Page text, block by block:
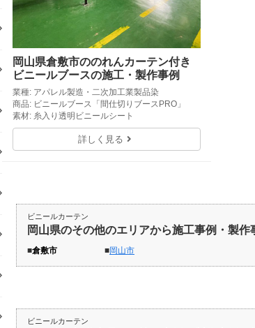
岡山県倉敷市ののれんカーテン付き
ビニールブースの施工・製作事例
業種: アパレル製造・二次加工業製品染
商品: ビニールブース「間仕切りブースPRO」
素材: 糸入り透明ビニールシート
詳しく見る
ビニールカーテン
岡山県のその他のエリアから施工事例・製作
倉敷市 岡山市
ビニールカーテン